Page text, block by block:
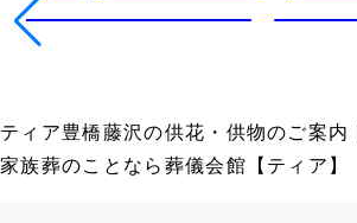
ティア豊橋藤沢の供花・供物のご案内
家族葬のことなら葬儀会館【ティア】